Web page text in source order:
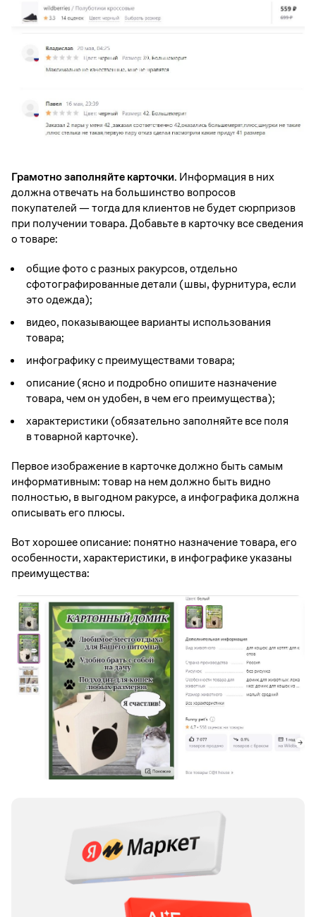
Грамотно заполняйте карточки. Информация в них
должна отвечать на большинство вопросов
покупателей — тогда для клиентов не будет сюрпризов
при получении товара. Добавьте в карточку все сведения
о товаре:
общие фото с разных ракурсов, отдельно
сфотографированные детали (швы, фурнитура, если
это одежда);
видео, показывающее варианты использования
товара;
инфографику с преимуществами товара;
описание (ясно и подробно опишите назначение
товара, чем он удобен, в чем его преимущества);
характеристики (обязательно заполняйте все поля
в товарной карточке).
Первое изображение в карточке должно быть самым
информативным: товар на нем должно быть видно
полностью, в выгодном ракурсе, а инфографика должна
описывать его плюсы.
Вот хорошее описание: понятно назначение товара, его
особенности, характеристики, в инфографике указаны
преимущества: